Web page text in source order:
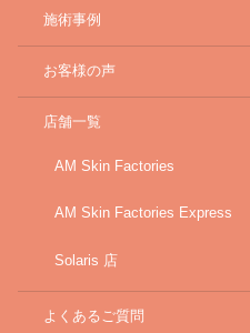
施術事例
お客様の声
店舗一覧
AM Skin Factories
AM Skin Factories Express
Solaris 店
よくあるご質問